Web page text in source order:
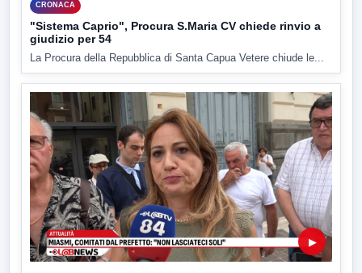
CRONACA
"Sistema Caprio", Procura S.Maria CV chiede rinvio a
giudizio per 54
La Procura della Repubblica di Santa Capua Vetere chiude le...
▶